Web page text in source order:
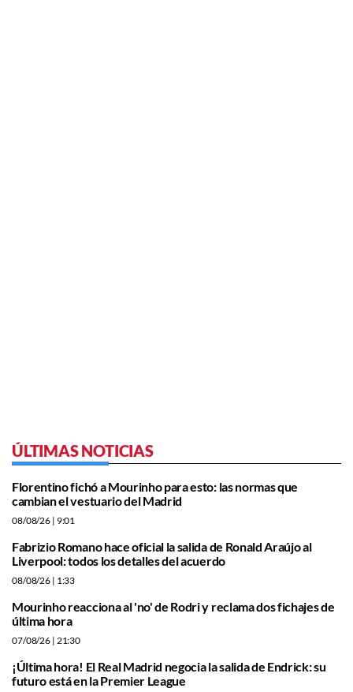
ÚLTIMAS NOTICIAS
Florentino fichó a Mourinho para esto: las normas que
cambian el vestuario del Madrid
08/08/26 | 9:01
Fabrizio Romano hace oficial la salida de Ronald Araújo al
Liverpool: todos los detalles del acuerdo
08/08/26 | 1:33
Mourinho reacciona al 'no' de Rodri y reclama dos fichajes de
última hora
07/08/26 | 21:30
¡Última hora! El Real Madrid negocia la salida de Endrick: su
futuro está en la Premier League